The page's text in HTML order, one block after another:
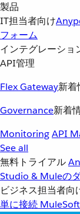
製品
IT担当者向け
フォーム
インテグレーショ
API管理
Flex Gateway新着
Governance新着
MonitoringAPI
See all
無料トライアル
Studio & Muleの
ビジネス担当者向
単に接続